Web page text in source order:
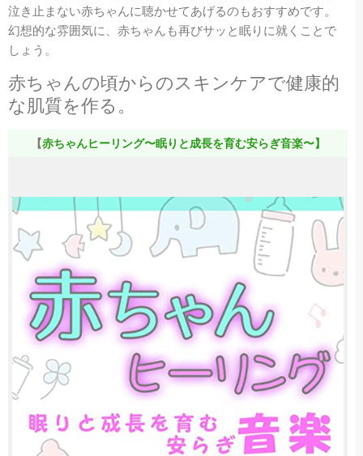
泣き止まない赤ちゃんに聴かせてあげるのもおすすめです。
幻想的な雰囲気に、赤ちゃんも再びサッと眠りに就くことで
しょう。
赤ちゃんの頃からのスキンケアで健康的
な肌質を作る。
【赤ちゃんヒーリング〜眠りと成長を育む安らぎ音楽〜】